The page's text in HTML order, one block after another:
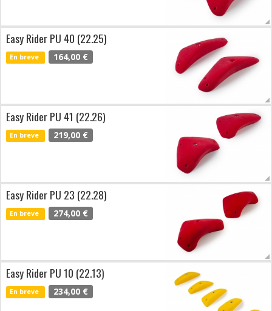
Easy Rider PU 40 (22.25)
En breve 164,00 €
Easy Rider PU 41 (22.26)
En breve 219,00 €
Easy Rider PU 23 (22.28)
En breve 274,00 €
Easy Rider PU 10 (22.13)
En breve 234,00 €